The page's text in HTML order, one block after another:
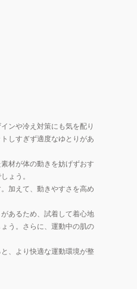
ンや冷え対策にも気を配り
しすぎず適度なゆとりがあ
材が体の動きを妨げずおす
ょう。
加えて、動きやすさを高め
あるため、試着して着心地
う。さらに、運動中の肌の
、より快適な運動環境が整